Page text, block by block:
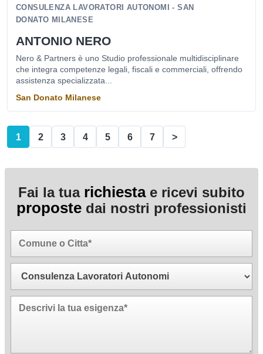
CONSULENZA LAVORATORI AUTONOMI - SAN
DONATO MILANESE
ANTONIO NERO
Nero & Partners è uno Studio professionale multidisciplinare
che integra competenze legali, fiscali e commerciali, offrendo
assistenza specializzata...
San Donato Milanese
1 2 3 4 5 6 7 >
Fai la tua richiestae ricevi subito
proposte dai nostri professionisti